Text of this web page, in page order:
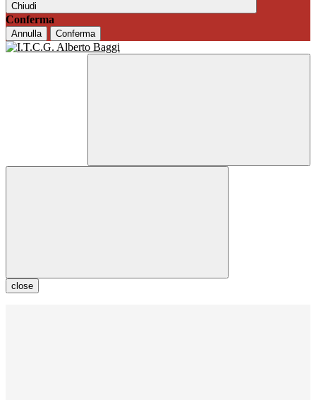
Chiudi
Conferma
Annulla Conferma
close